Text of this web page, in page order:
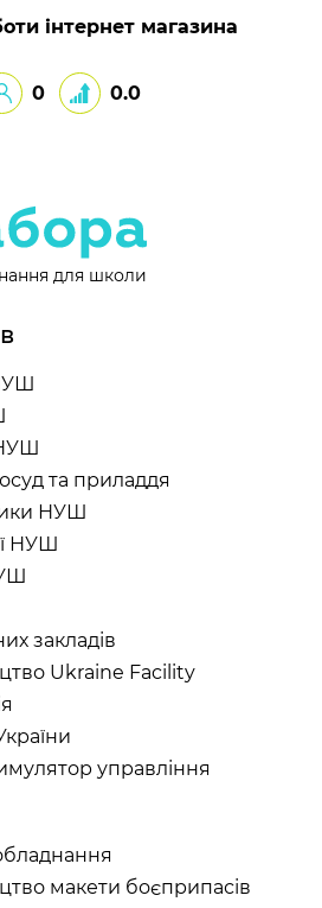
інтернет магазина
0
0.0
для школи
НУШ
та приладдя
НУШ
НУШ
закладів
Ukraine Facility
управління
макети боєприпасів